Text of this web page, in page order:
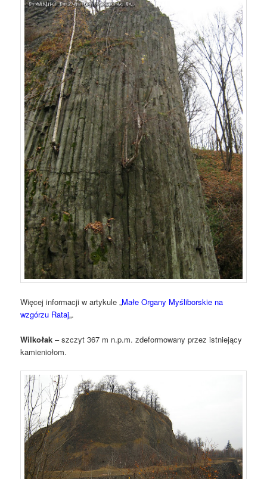
Więcej informacji w artykule „Małe Organy Myśliborskie na
wzgórzu Rataj„.
Wilkołak – szczyt 367 m n.p.m. zdeformowany przez istniejący
kamieniołom.